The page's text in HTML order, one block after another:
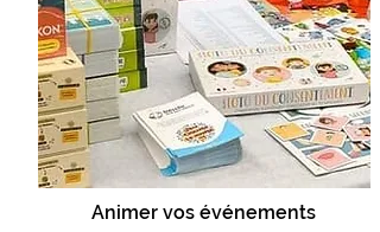
Animer vos événements